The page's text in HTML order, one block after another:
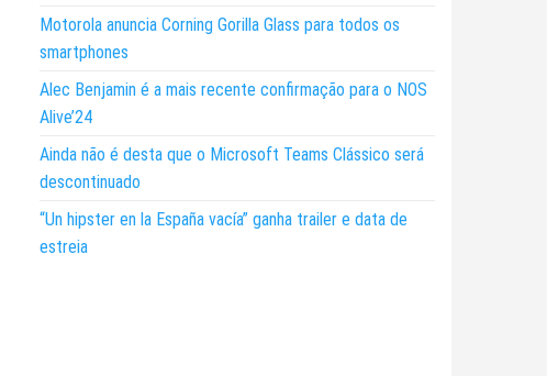
Motorola anuncia Corning Gorilla Glass para todos os
smartphones
Alec Benjamin é a mais recente confirmação para o NOS
Alive’24
Ainda não é desta que o Microsoft Teams Clássico será
descontinuado
“Un hipster en la España vacía” ganha trailer e data de
estreia